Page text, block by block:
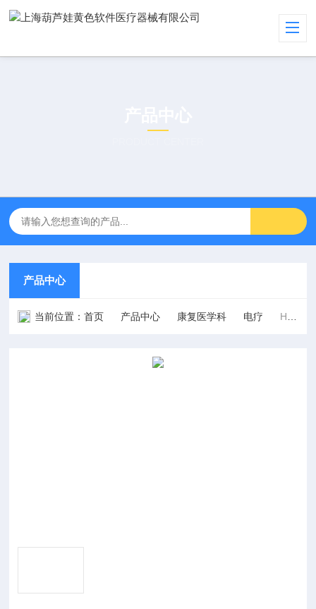
产品中心
当前位置：首页 产品中心 康复医学科 电疗 HW-1702型立体动态干扰电治疗仪